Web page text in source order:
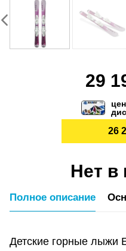
29
26
Нет в
Полное описание
Детские горные лыжи